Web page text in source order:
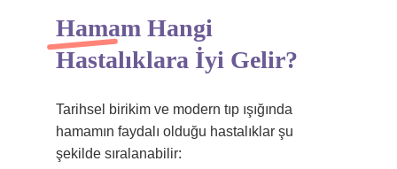
Hamam Hangi
Hastalıklara İyi Gelir?
Tarihsel birikim ve modern tıp ışığında
hamamın faydalı olduğu hastalıklar şu
şekilde sıralanabilir: